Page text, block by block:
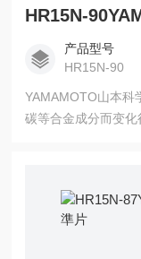
产品型号
HR15N-90
YAMAMOTO山本科
碳等合金成分而变化